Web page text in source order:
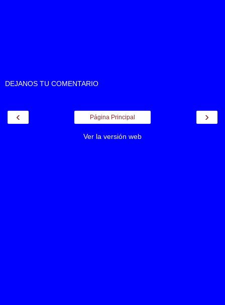
DEJANOS TU COMENTARIO
‹ ›
Página Principal
Ver la versión web